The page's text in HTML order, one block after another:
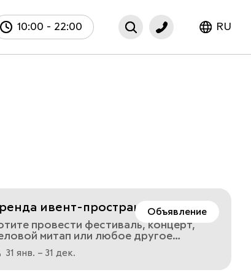
10:00 - 22:00 RU
Объявление
ивент-пространства
провести фестиваль, концерт,
митап или любое другое
на красивой площадкеТогда
вас на два этажа МФК
Плаза, где есть уникальное арт-
31 янв. – 31 дек.